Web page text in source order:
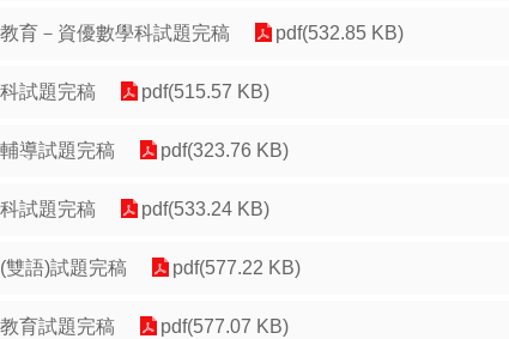
育－資優數學科試題完稿 pdf(532.85 KB)
試題完稿 pdf(515.57 KB)
導試題完稿 pdf(323.76 KB)
試題完稿 pdf(533.24 KB)
雙語)試題完稿 pdf(577.22 KB)
育試題完稿 pdf(577.07 KB)